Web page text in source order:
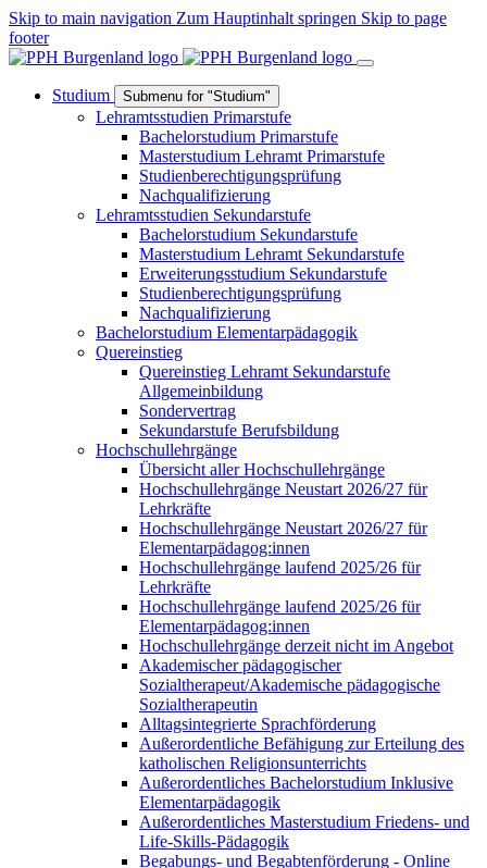
Skip to main navigation Zum Hauptinhalt springen Skip to page
footer
Studium Submenu for "Studium"
Lehramtsstudien Primarstufe
Bachelorstudium Primarstufe
Masterstudium Lehramt Primarstufe
Studienberechtigungsprüfung
Nachqualifizierung
Lehramtsstudien Sekundarstufe
Bachelorstudium Sekundarstufe
Masterstudium Lehramt Sekundarstufe
Erweiterungsstudium Sekundarstufe
Studienberechtigungsprüfung
Nachqualifizierung
Bachelorstudium Elementarpädagogik
Quereinstieg
Quereinstieg Lehramt Sekundarstufe
Allgemeinbildung
Sondervertrag
Sekundarstufe Berufsbildung
Hochschullehrgänge
Übersicht aller Hochschullehrgänge
Hochschullehrgänge Neustart 2026/27 für
Lehrkräfte
Hochschullehrgänge Neustart 2026/27 für
Elementarpädagog:innen
Hochschullehrgänge laufend 2025/26 für
Lehrkräfte
Hochschullehrgänge laufend 2025/26 für
Elementarpädagog:innen
Hochschullehrgänge derzeit nicht im Angebot
Akademischer pädagogischer
Sozialtherapeut/Akademische pädagogische
Sozialtherapeutin
Alltagsintegrierte Sprachförderung
Außerordentliche Befähigung zur Erteilung des
katholischen Religionsunterrichts
Außerordentliches Bachelorstudium Inklusive
Elementarpädagogik
Außerordentliches Masterstudium Friedens- und
Life-Skills-Pädagogik
Begabungs- und Begabtenförderung - Online